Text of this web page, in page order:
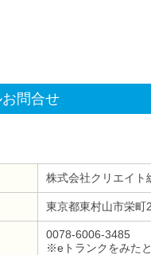
問合せ
株式会社クリエイ
東京都東村山市栄
0078-6006-3485
※eトランクをみた